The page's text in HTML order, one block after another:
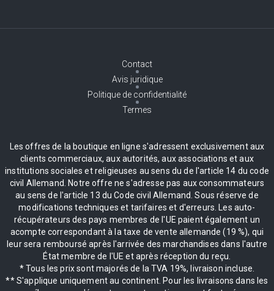
Contact
Avis juridique
Politique de confidentialité
Termes
Les offres de la boutique en ligne s'adressent exclusivement aux
clients commerciaux, aux autorités, aux associations et aux
institutions sociales et religieuses au sens du de l'article 14 du code
civil Allemand. Notre offre ne s'adresse pas aux consommateurs
au sens de l'article 13 du Code civil Allemand. Sous réserve de
modifications techniques et tarifaires et d'erreurs. Les auto-
récupérateurs des pays membres de l'UE paient également un
acompte correspondant à la taxe de vente allemande (19 %), qui
leur sera remboursé après l'arrivée des marchandises dans l'autre
État membre de l'UE et après réception du reçu.
* Tous les prix sont majorés de la TVA 19%, livraison incluse.
** S'applique uniquement au continent. Pour les livraisons dans les